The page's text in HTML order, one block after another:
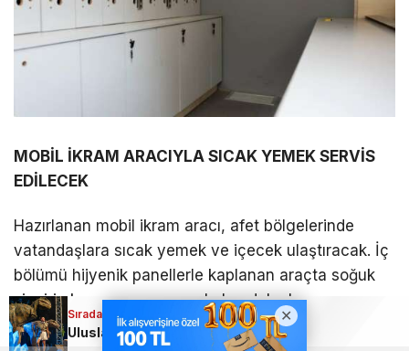
Sıradaki Haber
Bursa Büyükşehir’den olası afetlere hazırlık; Şahin Biba, araçları inceledi
MOBİL İKRAM ARACIYLA SICAK YEMEK SERVİS
EDİLECEK
Hazırlanan mobil ikram aracı, afet bölgelerinde
vatandaşlara sıcak yemek ve içecek ulaştıracak. İç
bölümü hijyenik panellerle kaplanan araçta soğuk
zincirin korunması amacıyla buzdolapları
bulunurken, kurulacak benmari sistemi sayesinde
Sıradaki Haber
Uluslararası Bursa Festivali’nde bu kez çocuklar eğlendi!